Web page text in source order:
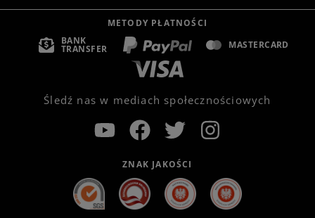
METODY PŁATNOŚCI
BANK
TRANSFER MASTERCARD
Śledź nas w mediach społecznościowych
ZNAK JAKOŚCI